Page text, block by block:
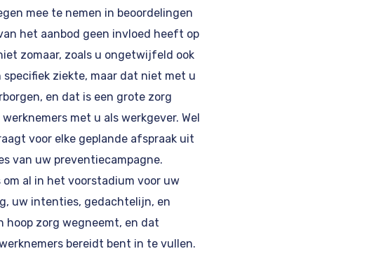
mee te nemen in beoordelingen
het aanbod geen invloed heeft op
zomaar, zoals u ongetwijfeld ook
ziekte, maar dat niet met u
en dat is een grote zorg
met u als werkgever. Wel
voor elke geplande afspraak uit
van uw preventiecampagne.
al in het voorstadium voor uw
uw intenties, gedachtelijn, en
hoop zorg wegneemt, en dat
bereidt bent in te vullen.